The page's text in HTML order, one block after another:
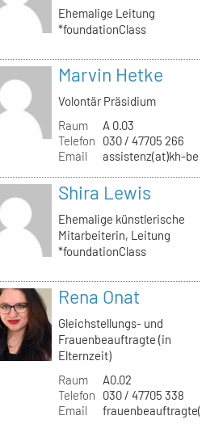
Ehemalige Leitung
*foundationClass
Marvin Hetke
Volontär Präsidium
Raum
A 0.03
Telefon
030 / 47705 266
Email
assistenz(at)kh-
Shira Lewis
Ehemalige künstlerische
Mitarbeiterin, Leitung
*foundationClass
Rena Onat
Gleichstellungs- und
Frauenbeauftragte (in
Elternzeit)
Raum
A0.02
Telefon
030 / 47705 338
Email